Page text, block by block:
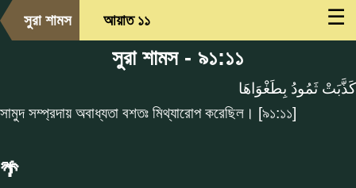
☰
সুরা শামস আয়াত ১১
সুরা শামস - ৯১:১১
كَذَّبَتْ ثَمُودُ بِطَغْوَاهَا
সামুদ সম্প্রদায় অবাধ্যতা বশতঃ মিথ্যারোপ করেছিল। [৯১:১১]
🌴